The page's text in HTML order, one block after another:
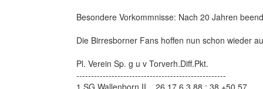
Besondere Vorkommnisse: Nach 20 Jahren
Die Birresborner Fans hoffen nun schon wieder
Pl. Verein Sp. g u v Torverh.Diff.Pkt.
---------------------------------------------------
1 SG Wallenborn II... 26 17 6 3 88 : 38 +50 57